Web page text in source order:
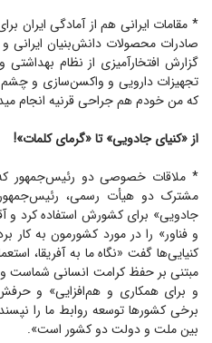
* مقامات ایرانی هم از آمادگی ایران
صادرات محصولات دانش‌بنیان ایرانی
گزارش افتخارآمیزی از نظام بهداشتی
تجهیزات دارویی و واکسن‌سازی و چشم
که من خودم هم جراحی قرنیه انجام
از «کنیای جادویی» تا «گرمای کلمات»!
* ملاقات خصوصی دو رئیس‌جمهور
مشترک دو هیأت رسمی، رئیس‌جمهور
جادویی» برای کشورش استفاده کرد و
و فناور» را در مورد کشورمون به کار
کنیایی‌ها گفت «نگاه ما به آفریقا،
مبتنی بر حفظ کرامت انسانی شماست و
و برای همکاری و هم‌افزایی» و
برخی کشورها توسعه روابط ما را
بین ملت و دولت دو کشور است».